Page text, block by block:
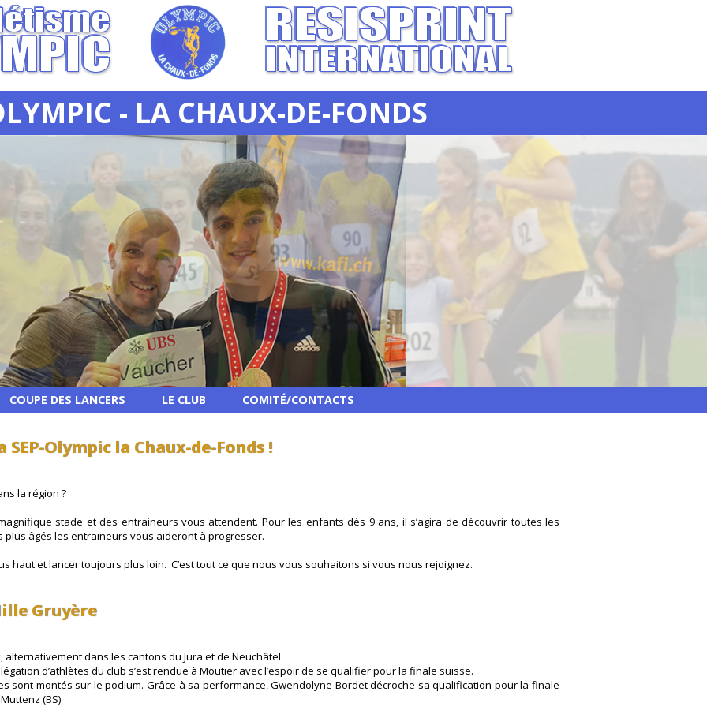
- LA CHAUX-DE-FONDS
COUPE DES LANCERS LE CLUB COMITÉ/CONTACTS
Olympic la Chaux-de-Fonds !
la région ?
stade et des entraineurs vous attendent. Pour les enfants dès 9 ans, il s’agira de découvrir toutes les
plus âgés les entraineurs vous aideront à progresser.
haut et lancer toujours plus loin. C’est tout ce que nous vous souhaitons si vous nous rejoignez.
Gruyère
dans les cantons du Jura et de Neuchâtel.
d’athlètes du club s’est rendue à Moutier avec l’espoir de se qualifier pour la finale suisse.
sont montés sur le podium. Grâce à sa performance, Gwendolyne Bordet décroche sa qualification pour la finale
(BS).